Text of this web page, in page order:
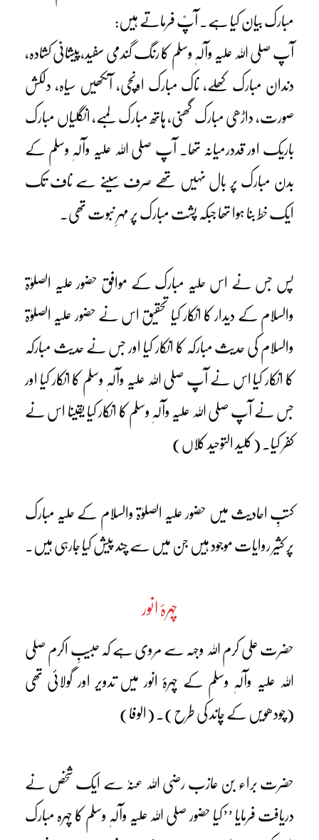
مبارک بیان کیا ہے۔ آپؒ فرماتے ہیں:
آپ صلی اللہ علیہ وآلہٖ وسلم کا رنگ گندمی سفید،پیشانی کشادہ،
دندان مبارک کھلے، ناک مبارک اونچی، آنکھیں سیاہ، دلکش
صورت، داڑھی مبارک گھنی، ہاتھ مبارک لمبے، انگلیاں مبارک
باریک اور قددرمیانہ تھا۔ آپ صلی اللہ علیہ وآلہٖ وسلم کے
بدن مبارک پر بال نہیں تھے صرف سینے سے ناف تک
ایک خط بنا ہوا تھا جبکہ پشت مبارک پر مہرِ نبوت تھی۔
پس جس نے اس حلیہ مبارک کے موافق حضور علیہ الصلوٰۃ
والسلام کے دیدار کا انکار کیا تحقیق اس نے حضور علیہ الصلوٰۃ
والسلام کی حدیث مبارکہ کا انکار کیا اور جس نے حدیث مبارکہ
کا انکار کیا اس نے آپ صلی اللہ علیہ وآلہٖ وسلم کا انکار کیا اور
جس نے آپ صلی اللہ علیہ وآلہٖ وسلم کا انکار کیا یقینا اس نے
کفر کیا۔ (کلید التوحید کلاں)
کتبِ احادیث میں حضور علیہ الصلوٰۃ والسلام کے حلیہ مبارک
پر کثیر روایات موجود ہیں جن میں سے چند پیش کیا جارہی ہیں۔
چہرۂ انور
حضرت علی کرم اللہ وجہہ سے مروی ہے کہ حبیبِ اکرم صلی
اللہ علیہ وآلہٖ وسلم کے چہرۂ انور میں تدویر اور گولائی تھی
(چودھویں کے چاند کی طرح)۔ (الوفا)
حضرت براء بن عازب رضی اللہ عنہٗ سے ایک شخص نے
دریافت فرمایا ’’کیا حضور صلی اللہ علیہ وآلہٖ وسلم کا چہرہ مبارک